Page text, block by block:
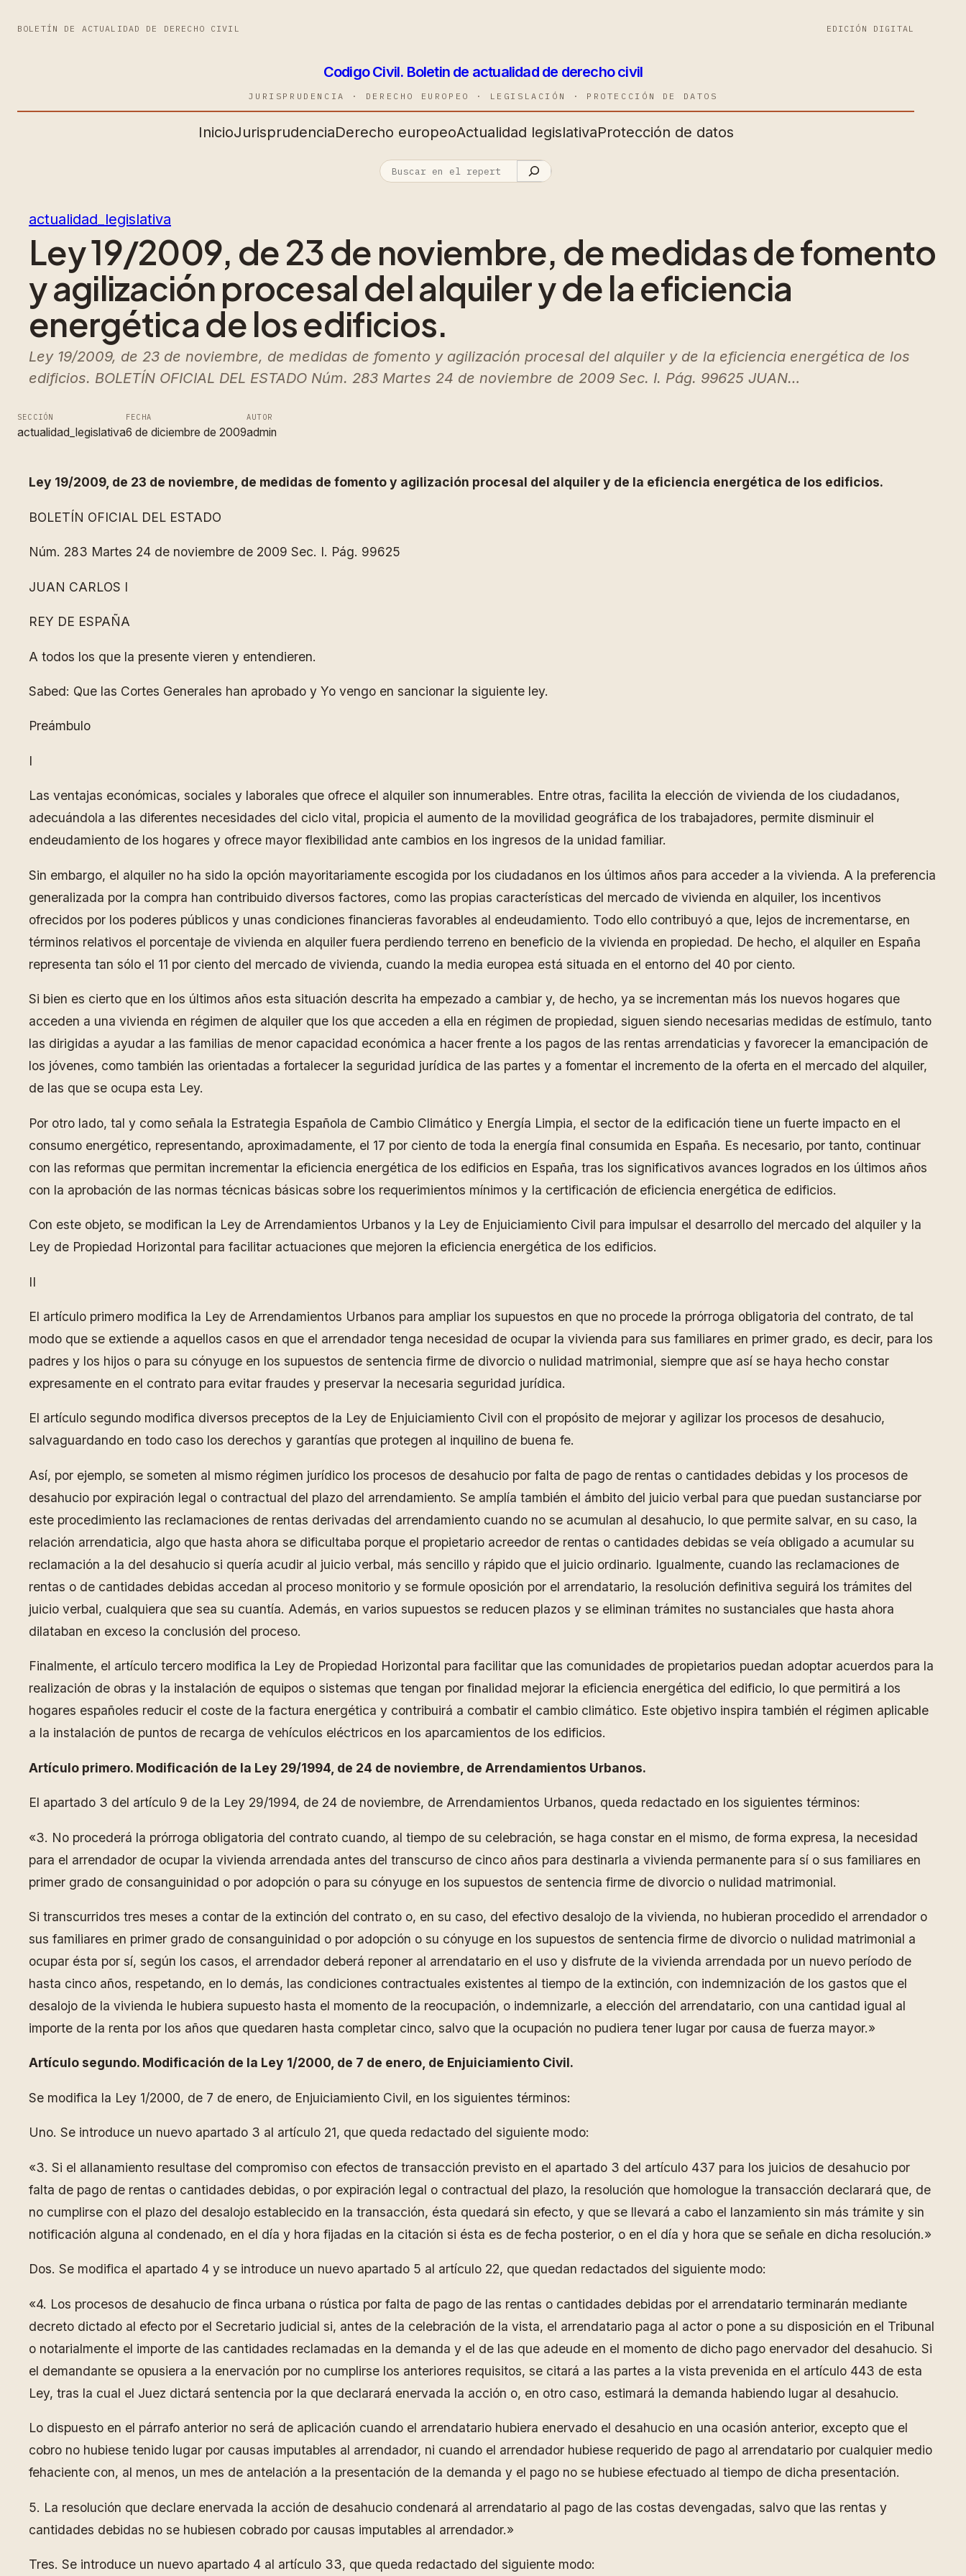
BOLETÍN DE ACTUALIDAD DE DERECHO CIVIL EDICIÓN DIGITAL
Codigo Civil. Boletin de actualidad de derecho civil
JURISPRUDENCIA · DERECHO EUROPEO · LEGISLACIÓN · PROTECCIÓN DE DATOS
InicioJurisprudenciaDerecho europeoActualidad legislativaProtección de datos
actualidad_legislativa
Ley 19/2009, de 23 de noviembre, de medidas de fomento
y agilización procesal del alquiler y de la eficiencia
energética de los edificios.
Ley 19/2009, de 23 de noviembre, de medidas de fomento y agilización procesal del alquiler y de la eficiencia energética de los
edificios. BOLETÍN OFICIAL DEL ESTADO Núm. 283 Martes 24 de noviembre de 2009 Sec. I. Pág. 99625 JUAN…
SECCIÓN
actualidad_legislativa
FECHA
6 de diciembre de 2009
AUTOR
admin
Ley 19/2009, de 23 de noviembre, de medidas de fomento y agilización procesal del alquiler y de la eficiencia energética de los edificios.
BOLETÍN OFICIAL DEL ESTADO
Núm. 283 Martes 24 de noviembre de 2009 Sec. I. Pág. 99625
JUAN CARLOS I
REY DE ESPAÑA
A todos los que la presente vieren y entendieren.
Sabed: Que las Cortes Generales han aprobado y Yo vengo en sancionar la siguiente ley.
Preámbulo
I
Las ventajas económicas, sociales y laborales que ofrece el alquiler son innumerables. Entre otras, facilita la elección de vivienda de los ciudadanos,
adecuándola a las diferentes necesidades del ciclo vital, propicia el aumento de la movilidad geográfica de los trabajadores, permite disminuir el
endeudamiento de los hogares y ofrece mayor flexibilidad ante cambios en los ingresos de la unidad familiar.
Sin embargo, el alquiler no ha sido la opción mayoritariamente escogida por los ciudadanos en los últimos años para acceder a la vivienda. A la preferencia
generalizada por la compra han contribuido diversos factores, como las propias características del mercado de vivienda en alquiler, los incentivos
ofrecidos por los poderes públicos y unas condiciones financieras favorables al endeudamiento. Todo ello contribuyó a que, lejos de incrementarse, en
términos relativos el porcentaje de vivienda en alquiler fuera perdiendo terreno en beneficio de la vivienda en propiedad. De hecho, el alquiler en España
representa tan sólo el 11 por ciento del mercado de vivienda, cuando la media europea está situada en el entorno del 40 por ciento.
Si bien es cierto que en los últimos años esta situación descrita ha empezado a cambiar y, de hecho, ya se incrementan más los nuevos hogares que
acceden a una vivienda en régimen de alquiler que los que acceden a ella en régimen de propiedad, siguen siendo necesarias medidas de estímulo, tanto
las dirigidas a ayudar a las familias de menor capacidad económica a hacer frente a los pagos de las rentas arrendaticias y favorecer la emancipación de
los jóvenes, como también las orientadas a fortalecer la seguridad jurídica de las partes y a fomentar el incremento de la oferta en el mercado del alquiler,
de las que se ocupa esta Ley.
Por otro lado, tal y como señala la Estrategia Española de Cambio Climático y Energía Limpia, el sector de la edificación tiene un fuerte impacto en el
consumo energético, representando, aproximadamente, el 17 por ciento de toda la energía final consumida en España. Es necesario, por tanto, continuar
con las reformas que permitan incrementar la eficiencia energética de los edificios en España, tras los significativos avances logrados en los últimos años
con la aprobación de las normas técnicas básicas sobre los requerimientos mínimos y la certificación de eficiencia energética de edificios.
Con este objeto, se modifican la Ley de Arrendamientos Urbanos y la Ley de Enjuiciamiento Civil para impulsar el desarrollo del mercado del alquiler y la
Ley de Propiedad Horizontal para facilitar actuaciones que mejoren la eficiencia energética de los edificios.
II
El artículo primero modifica la Ley de Arrendamientos Urbanos para ampliar los supuestos en que no procede la prórroga obligatoria del contrato, de tal
modo que se extiende a aquellos casos en que el arrendador tenga necesidad de ocupar la vivienda para sus familiares en primer grado, es decir, para los
padres y los hijos o para su cónyuge en los supuestos de sentencia firme de divorcio o nulidad matrimonial, siempre que así se haya hecho constar
expresamente en el contrato para evitar fraudes y preservar la necesaria seguridad jurídica.
El artículo segundo modifica diversos preceptos de la Ley de Enjuiciamiento Civil con el propósito de mejorar y agilizar los procesos de desahucio,
salvaguardando en todo caso los derechos y garantías que protegen al inquilino de buena fe.
Así, por ejemplo, se someten al mismo régimen jurídico los procesos de desahucio por falta de pago de rentas o cantidades debidas y los procesos de
desahucio por expiración legal o contractual del plazo del arrendamiento. Se amplía también el ámbito del juicio verbal para que puedan sustanciarse por
este procedimiento las reclamaciones de rentas derivadas del arrendamiento cuando no se acumulan al desahucio, lo que permite salvar, en su caso, la
relación arrendaticia, algo que hasta ahora se dificultaba porque el propietario acreedor de rentas o cantidades debidas se veía obligado a acumular su
reclamación a la del desahucio si quería acudir al juicio verbal, más sencillo y rápido que el juicio ordinario. Igualmente, cuando las reclamaciones de
rentas o de cantidades debidas accedan al proceso monitorio y se formule oposición por el arrendatario, la resolución definitiva seguirá los trámites del
juicio verbal, cualquiera que sea su cuantía. Además, en varios supuestos se reducen plazos y se eliminan trámites no sustanciales que hasta ahora
dilataban en exceso la conclusión del proceso.
Finalmente, el artículo tercero modifica la Ley de Propiedad Horizontal para facilitar que las comunidades de propietarios puedan adoptar acuerdos para la
realización de obras y la instalación de equipos o sistemas que tengan por finalidad mejorar la eficiencia energética del edificio, lo que permitirá a los
hogares españoles reducir el coste de la factura energética y contribuirá a combatir el cambio climático. Este objetivo inspira también el régimen aplicable
a la instalación de puntos de recarga de vehículos eléctricos en los aparcamientos de los edificios.
Artículo primero. Modificación de la Ley 29/1994, de 24 de noviembre, de Arrendamientos Urbanos.
El apartado 3 del artículo 9 de la Ley 29/1994, de 24 de noviembre, de Arrendamientos Urbanos, queda redactado en los siguientes términos:
«3. No procederá la prórroga obligatoria del contrato cuando, al tiempo de su celebración, se haga constar en el mismo, de forma expresa, la necesidad
para el arrendador de ocupar la vivienda arrendada antes del transcurso de cinco años para destinarla a vivienda permanente para sí o sus familiares en
primer grado de consanguinidad o por adopción o para su cónyuge en los supuestos de sentencia firme de divorcio o nulidad matrimonial.
Si transcurridos tres meses a contar de la extinción del contrato o, en su caso, del efectivo desalojo de la vivienda, no hubieran procedido el arrendador o
sus familiares en primer grado de consanguinidad o por adopción o su cónyuge en los supuestos de sentencia firme de divorcio o nulidad matrimonial a
ocupar ésta por sí, según los casos, el arrendador deberá reponer al arrendatario en el uso y disfrute de la vivienda arrendada por un nuevo período de
hasta cinco años, respetando, en lo demás, las condiciones contractuales existentes al tiempo de la extinción, con indemnización de los gastos que el
desalojo de la vivienda le hubiera supuesto hasta el momento de la reocupación, o indemnizarle, a elección del arrendatario, con una cantidad igual al
importe de la renta por los años que quedaren hasta completar cinco, salvo que la ocupación no pudiera tener lugar por causa de fuerza mayor.»
Artículo segundo. Modificación de la Ley 1/2000, de 7 de enero, de Enjuiciamiento Civil.
Se modifica la Ley 1/2000, de 7 de enero, de Enjuiciamiento Civil, en los siguientes términos:
Uno. Se introduce un nuevo apartado 3 al artículo 21, que queda redactado del siguiente modo:
«3. Si el allanamiento resultase del compromiso con efectos de transacción previsto en el apartado 3 del artículo 437 para los juicios de desahucio por
falta de pago de rentas o cantidades debidas, o por expiración legal o contractual del plazo, la resolución que homologue la transacción declarará que, de
no cumplirse con el plazo del desalojo establecido en la transacción, ésta quedará sin efecto, y que se llevará a cabo el lanzamiento sin más trámite y sin
notificación alguna al condenado, en el día y hora fijadas en la citación si ésta es de fecha posterior, o en el día y hora que se señale en dicha resolución.»
Dos. Se modifica el apartado 4 y se introduce un nuevo apartado 5 al artículo 22, que quedan redactados del siguiente modo:
«4. Los procesos de desahucio de finca urbana o rústica por falta de pago de las rentas o cantidades debidas por el arrendatario terminarán mediante
decreto dictado al efecto por el Secretario judicial si, antes de la celebración de la vista, el arrendatario paga al actor o pone a su disposición en el Tribunal
o notarialmente el importe de las cantidades reclamadas en la demanda y el de las que adeude en el momento de dicho pago enervador del desahucio. Si
el demandante se opusiera a la enervación por no cumplirse los anteriores requisitos, se citará a las partes a la vista prevenida en el artículo 443 de esta
Ley, tras la cual el Juez dictará sentencia por la que declarará enervada la acción o, en otro caso, estimará la demanda habiendo lugar al desahucio.
Lo dispuesto en el párrafo anterior no será de aplicación cuando el arrendatario hubiera enervado el desahucio en una ocasión anterior, excepto que el
cobro no hubiese tenido lugar por causas imputables al arrendador, ni cuando el arrendador hubiese requerido de pago al arrendatario por cualquier medio
fehaciente con, al menos, un mes de antelación a la presentación de la demanda y el pago no se hubiese efectuado al tiempo de dicha presentación.
5. La resolución que declare enervada la acción de desahucio condenará al arrendatario al pago de las costas devengadas, salvo que las rentas y
cantidades debidas no se hubiesen cobrado por causas imputables al arrendador.»
Tres. Se introduce un nuevo apartado 4 al artículo 33, que queda redactado del siguiente modo: